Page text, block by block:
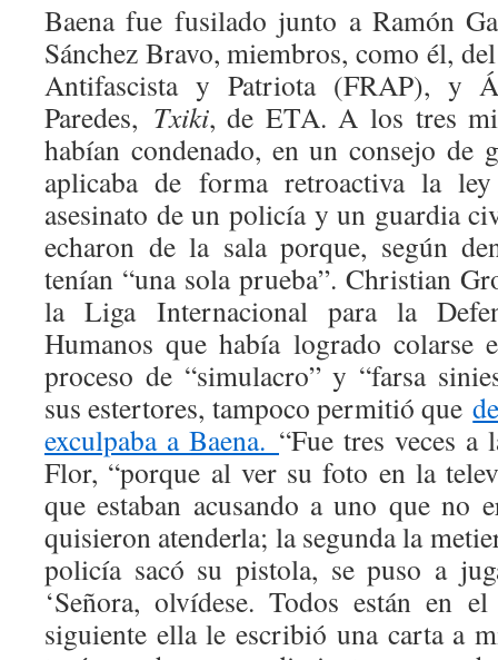
Baena fue fusilado junto a Ramón
Sánchez Bravo, miembros, como él,
Antifascista y Patriota (FRAP), y
Paredes, Txiki, de ETA. A los tres
habían condenado, en un consejo de
aplicaba de forma retroactiva la
asesinato de un policía y un guardia
echaron de la sala porque, según
tenían “una sola prueba”. Christian
la Liga Internacional para la
Humanos que había logrado
proceso de “simulacro” y “farsa
sus estertores, tampoco permitió que
exculpaba a Baena. “Fue tres veces a
Flor, “porque al ver su foto en la
que estaban acusando a uno que no
quisieron atenderla; la segunda la
policía sacó su pistola, se puso a
‘Señora, olvídese. Todos están en
siguiente ella le escribió una carta a